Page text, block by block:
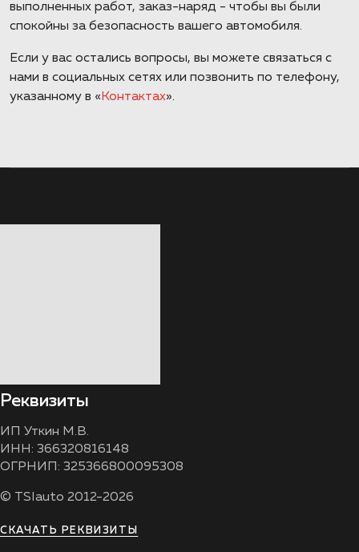
выполненных работ, заказ-наряд - чтобы вы были
спокойны за безопасность вашего автомобиля.
Если у вас остались вопросы, вы можете связаться с
нами в социальных сетях или позвонить по телефону,
указанному в «Контактах».
Реквизиты
ИП Уткин М.В.
ИНН: 366320816148
ОГРНИП: 325366800095308
© TSIauto 2012-2026
СКАЧАТЬ РЕКВИЗИТЫ